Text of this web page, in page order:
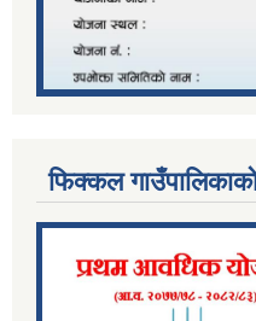
फिक्कल